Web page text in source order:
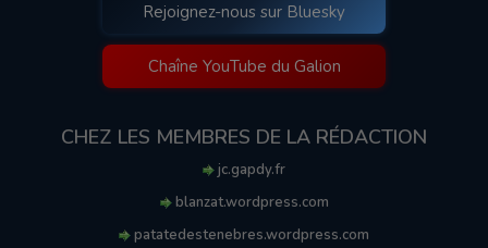
Rejoignez-nous sur Bluesky
Chaîne YouTube du Galion
CHEZ LES MEMBRES DE LA RÉDACTION
jc.gapdy.fr
blanzat.wordpress.com
patatedestenebres.wordpress.com